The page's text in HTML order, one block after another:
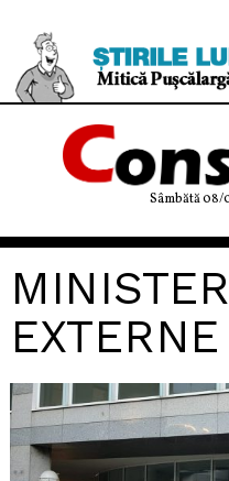
Sâmbătă 08/
EXTERNE